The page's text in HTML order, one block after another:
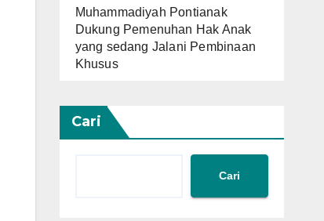
Muhammadiyah Pontianak
Dukung Pemenuhan Hak Anak
yang sedang Jalani Pembinaan
Khusus
Cari
Cari